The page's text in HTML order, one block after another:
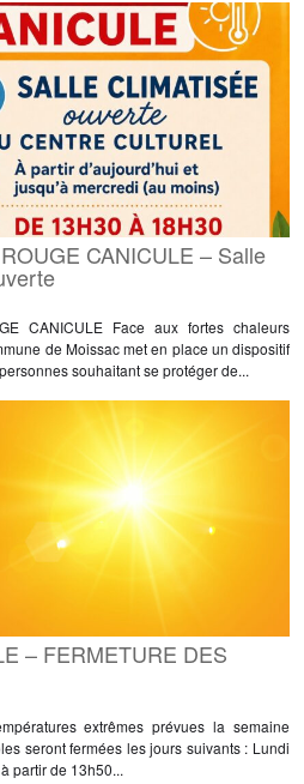
CANICULE – Salle
CANICULE Face aux fortes chaleurs
de Moissac met en place un dispositif
souhaitant se protéger de...
– FERMETURE DES
extrêmes prévues la semaine
seront fermées les jours suivants : Lundi
partir de 13h50...